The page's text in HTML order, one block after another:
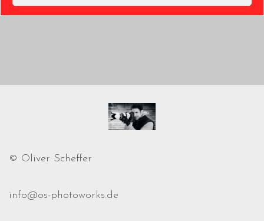
© Oliver Scheffer
info@os-photoworks.de